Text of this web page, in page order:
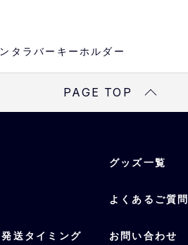
タラバーキーホルダー
PAGE TOP
グッズ一覧
よくあるご質問
送タイミング お問い合わせ